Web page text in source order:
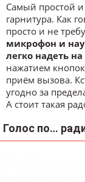
Самый простой
гарнитура. Как
просто и не
микрофон и
легко надеть на
нажатием
приём вызова.
угодно за
А стоит такая
Голос по…